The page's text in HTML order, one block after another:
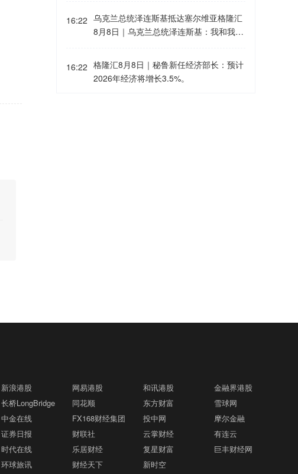
漏洞攻击事件。这可能是首个人工智能前
沿实验室因网络安全担忧而承诺放缓自身
AI模型开发进程的案例。
普通水域。我认为，目前通过这条海峡运
输的能源中，超过50%甚至70%将改由地
通过国际金融体系秘密转移数亿美元资
金。通过这些网络，德黑兰获取石油收
入，并利用幌子公司洗钱，规避旨在遏制
16:22 乌克兰总统泽连斯基抵达塞尔维亚格隆汇
8月8日｜乌克兰总统泽连斯基：我和我的
与总统武契奇和部长尤拉伊·马图谢克举行
重要会议，讨论扩大两国经济联系、与欧
盟的关系以及安全事务。
16:22 格隆汇8月8日｜秘鲁新任经济部长：预计
2026年经济将增长3.5%。
地区国家已深刻意识到冲突扩大和军事行
动持续将严重威胁自身安全。目前，波斯
湾国家间重启安全对话的条件已经成熟。
年，铝行业利润同比增长约115%。一边
催单，海外客户也在加单。今年上半年，
我国一共出口了562万吨铝材和铝制品，
比去年同期多了约14%。订单更多、产线
更忙，环保设施也跟着满负荷运转。
来最大规模的袭击。
15:55 俄安全部门取缔多个与乌克兰有关的加密
货币兑换点格隆汇8月7日｜据央视，俄罗
斯联邦安全局7日发布通报说，该局与俄
内务部日前开展联合行动，在莫斯科取缔
9个未经注册的加密货币兑换点。乌克兰
呼叫中心利用这些兑换点，针对俄公民实
15:53 大行评级｜花旗：降美光目标价至1150美
元，DRAM及NAND价格或于明年第二季
见顶格隆汇8月7日｜花旗将美光科技的目
新浪港股 网易港股 和讯港股
金融界港股
长桥LongBridge 同花顺 东方财富
雪球网
中金在线 FX168财经集团 投中网
摩尔金融
证券日报 财联社 云掌财经
有连云
时代在线 乐居财经 复星财富
巨丰财经网
环球旅讯 财经天下 新时空